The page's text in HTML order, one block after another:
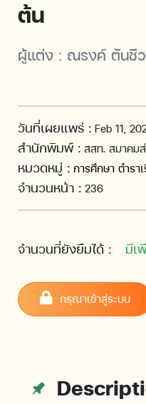
ต้น
ผู้แต่ง : ณรงค์ ตันชี
วันที่เผยแพร่ : Feb 11,
สำนักพิมพ์ : สสท. สมาคม
หมวดหมู่ : การศึกษา ตำรา
จำนวนหน้า : 236
จำนวนที่ยังยืมได้ : มีเ
กรุณาเข้าสู่ระบบ